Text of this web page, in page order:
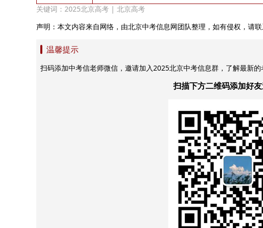
关键词： 2025北京高考 | 北京高考
声明：本文内容来自网络，由北京中考信息网团队整理，如有侵权，请联
温馨提示
扫码添加中考信老师微信，邀请加入2025北京中考信息群，了解最新
扫描下方二维码添加好